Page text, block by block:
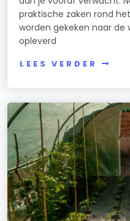
praktische zaken rond
worden gekeken naar de
opleverd
LEES VERDER